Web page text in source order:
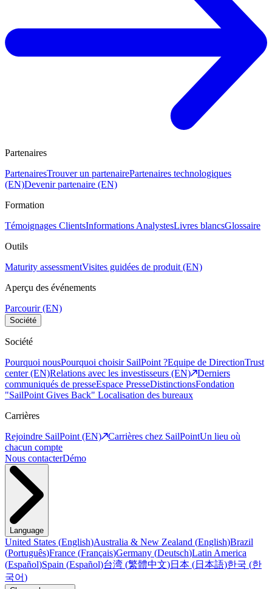
Partenaires
PartenairesTrouver un partenairePartenaires technologiques
(EN)Devenir partenaire (EN)
Formation
Témoignages ClientsInformations AnalystesLivres blancsGlossaire
Outils
Maturity assessmentVisites guidées de produit (EN)
Aperçu des événements
Parcourir (EN)
Société
Société
Pourquoi nousPourquoi choisir SailPoint ?Equipe de DirectionTrust
center (EN)Relations avec les investisseurs (EN)
Derniers
communiqués de presseEspace PresseDistinctionsFondation
"SailPoint Gives Back" Localisation des bureaux
Carrières
Rejoindre SailPoint (EN)
Carrières chez SailPointUn lieu où
chacun compte
Nous contacterDémo
Language
United States (English)Australia & New Zealand (English)Brazil
(Português)France (Français)Germany (Deutsch)Latin America
(Español)Spain (Español)台湾 (繁體中文)日本 (日本語)한국 (한
국어)